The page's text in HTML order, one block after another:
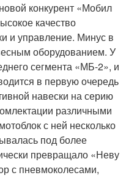
конкурент «Мобил
качество
и управление. Минус в
оборудованием. У
сегмента «МБ-2», и
в первую очередь
навески на серию
различными
с ней несколько
под более
превращало «Неву
с пневмоколесами,